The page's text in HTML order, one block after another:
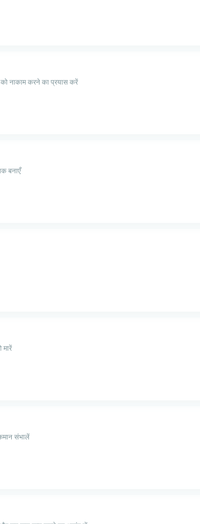
को नाकाम करने का प्रयास करें
बनाएँ
मारें
संभालें